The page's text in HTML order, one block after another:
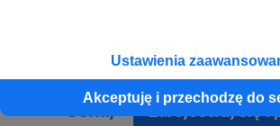
Ustawienia
Akceptuję i przechodzę do
Zarejestruj się i